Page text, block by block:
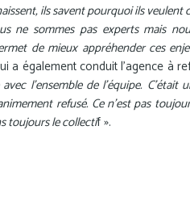
ils savent pourquoi ils
ne sommes pas experts mais
de mieux appréhender ces
a également conduit l’agence à
l’ensemble de l’équipe.
refusé. Ce n’est pas
toujours le collectif ».